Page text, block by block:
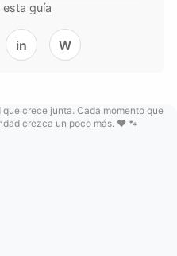
guía
in W
crece junta. Cada momento que
crezca un poco más. ❤️ 🐾